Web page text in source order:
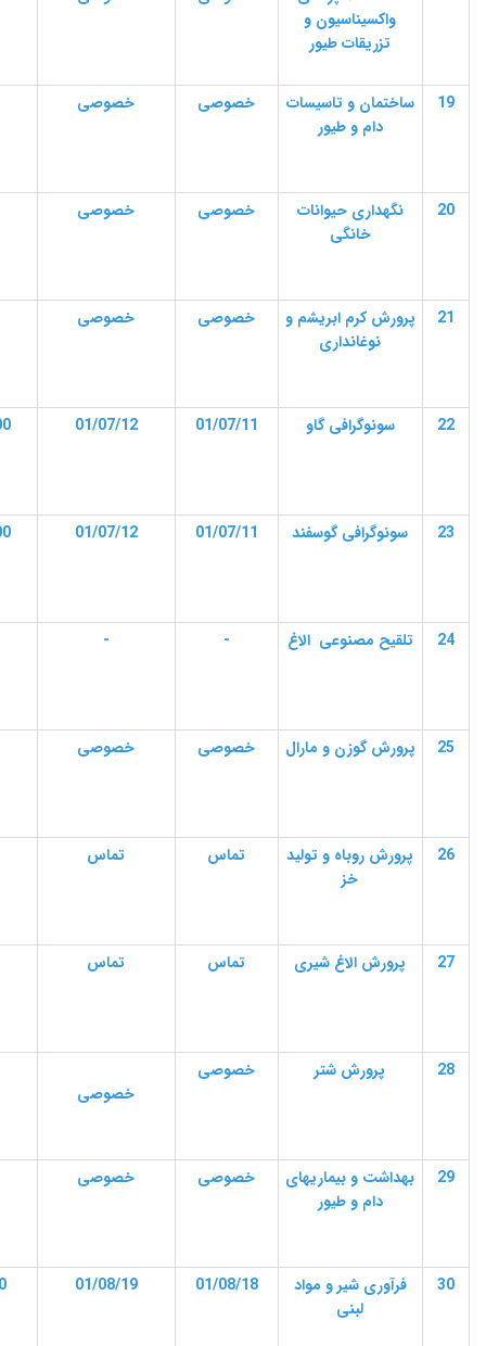
واکسیناسیون و
تزریقات طیور
19
ساختمان و تاسیسات
دام و طیور
خصوصی خصوصی
20
نگهداری حیوانات
خانگی
خصوصی خصوصی
21
پرورش کرم ابریشم و
نوغانداری
خصوصی خصوصی
22 سونوگرافی گاو 01/07/11
01/07/12
23 سونوگرافی گوسفند 01/07/11
01/07/12
24 تلقیح مصنوعی الاغ -
-
25 پرورش گوزن و مارال خصوصی خصوصی
26
پرورش روباه و تولید
خز
تماس تماس
27 پرورش الاغ شیری تماس تماس
28 پرورش شتر
خصوصی
خصوصی
29
بهداشت و بیماریهای
دام و طیور
خصوصی خصوصی
30
فرآوری شیر و مواد
لبنی
01/08/18
01/08/19